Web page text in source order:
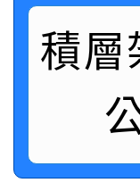
懸臂
駛入
積
中型
積層